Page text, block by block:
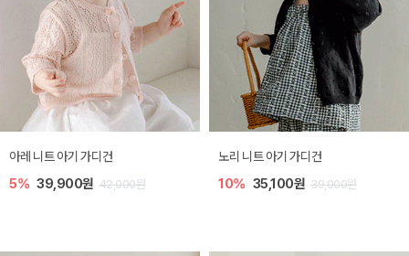
[SIZE ~6Y] 로메이 라운지 셋업
10% 23,400원 26,000원
밀라 아기 원피스
20% 27,200원 34,000원